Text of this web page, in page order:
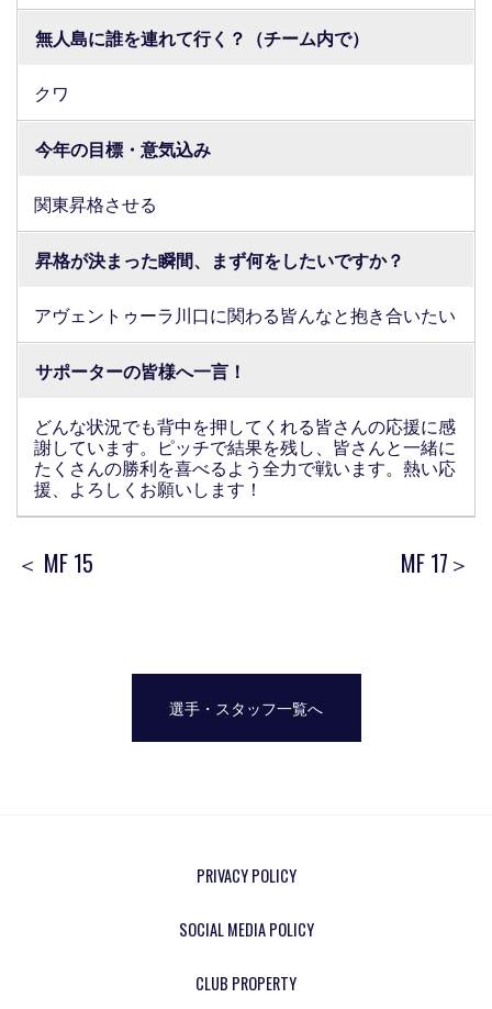
無人島に誰を連れて行く？（チーム内で）
クワ
今年の目標・意気込み
関東昇格させる
昇格が決まった瞬間、まず何をしたいですか？
アヴェントゥーラ川口に関わる皆んなと抱き合いたい
サポーターの皆様へ一言！
どんな状況でも背中を押してくれる皆さんの応援に感
謝しています。ピッチで結果を残し、皆さんと一緒に
たくさんの勝利を喜べるよう全力で戦います。熱い応
援、よろしくお願いします！
＜ MF 15 MF 17＞
選手・スタッフ一覧へ
PRIVACY POLICY
SOCIAL MEDIA POLICY
CLUB PROPERTY